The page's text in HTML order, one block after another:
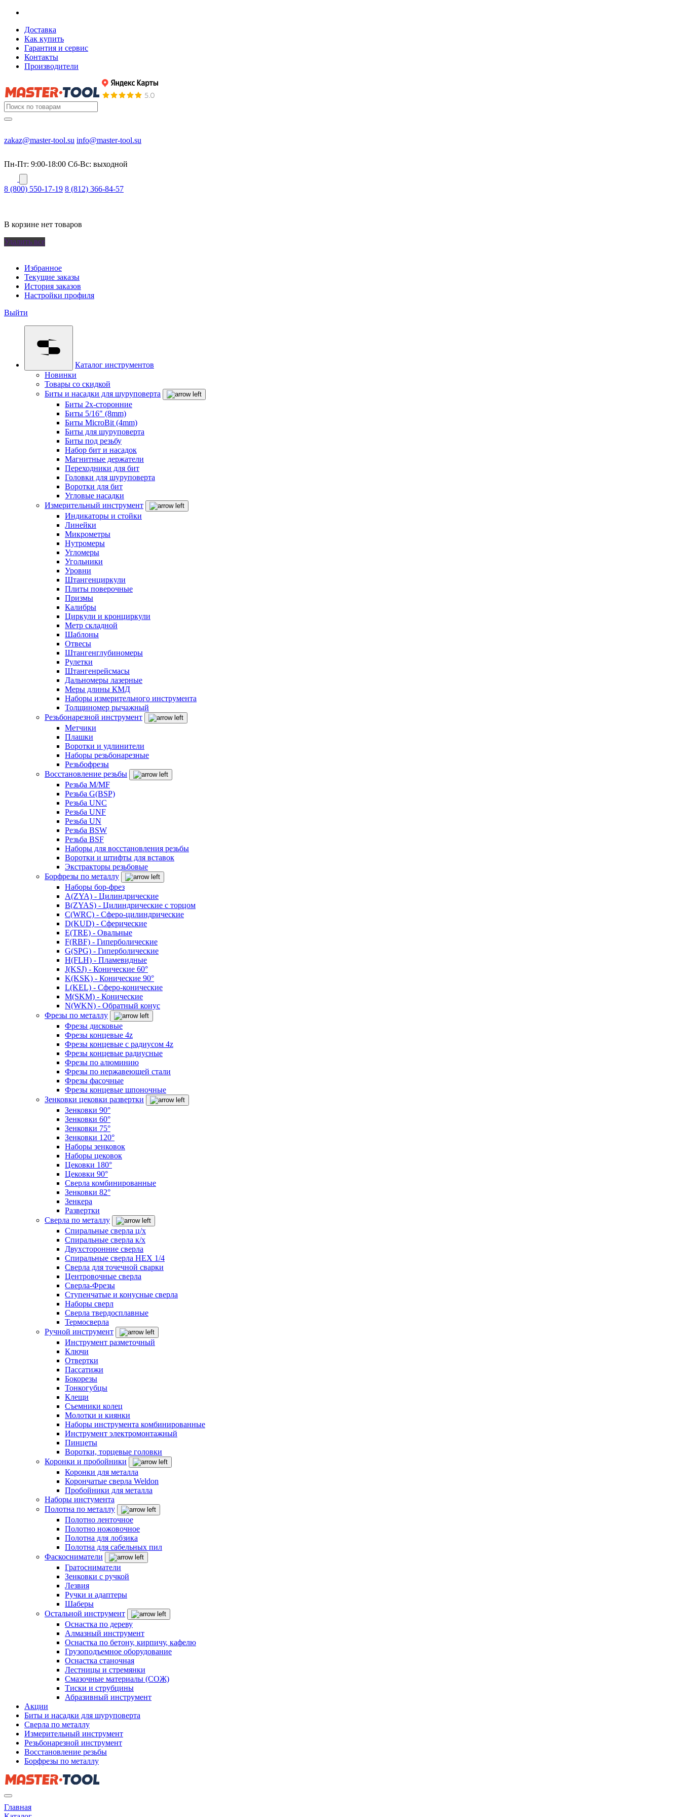
Доставка
Как купить
Гарантия и сервис
Контакты
Производители
zakaz@master-tool.su info@master-tool.su
Пн-Пт: 9:00-18:00 Cб-Вс: выходной
8 (800) 550-17-19 8 (812) 366-84-57
В корзине нет товаров
Удалить все
Избранное
Текущие заказы
История заказов
Настройки профиля
Выйти
Каталог инструментов
Новинки
Товары со скидкой
Биты и насадки для шуруповерта
Биты 2х-сторонние
Биты 5/16" (8mm)
Биты MicroBit (4mm)
Биты для шуруповерта
Биты под резьбу
Набор бит и насадок
Магнитные держатели
Переходники для бит
Головки для шуруповерта
Воротки для бит
Угловые насадки
Измерительный инструмент
Индикаторы и стойки
Линейки
Микрометры
Нутромеры
Угломеры
Угольники
Уровни
Штангенциркули
Плиты поверочные
Призмы
Калибры
Циркули и кронциркули
Метр складной
Шаблоны
Отвесы
Штангенглубиномеры
Рулетки
Штангенрейсмасы
Дальномеры лазерные
Меры длины КМД
Наборы измерительного инструмента
Толщиномер рычажный
Резьбонарезной инструмент
Метчики
Плашки
Воротки и удлинители
Наборы резьбонарезные
Резьбофрезы
Восстановление резьбы
Резьба M/MF
Резьба G(BSP)
Резьба UNC
Резьба UNF
Резьба UN
Резьба BSW
Резьба BSF
Наборы для восстановления резьбы
Воротки и штифты для вставок
Экстракторы резьбовые
Борфрезы по металлу
Наборы бор-фрез
A(ZYA) - Цилиндрические
B(ZYAS) - Цилиндрические с торцом
C(WRC) - Сферо-цилиндрические
D(KUD) - Сферические
E(TRE) - Овальные
F(RBF) - Гиперболические
G(SPG) - Гиперболические
H(FLH) - Пламевидные
J(KSJ) - Конические 60°
K(KSK) - Конические 90°
L(KEL) - Сферо-конические
M(SKM) - Конические
N(WKN) - Обратный конус
Фрезы по металлу
Фрезы дисковые
Фрезы концевые 4z
Фрезы концевые с радиусом 4z
Фрезы концевые радиусные
Фрезы по алюминию
Фрезы по нержавеющей стали
Фрезы фасочные
Фрезы концевые шпоночные
Зенковки цековки развертки
Зенковки 90°
Зенковки 60°
Зенковки 75°
Зенковки 120°
Наборы зенковок
Наборы цековок
Цековки 180°
Цековки 90°
Сверла комбинированные
Зенковки 82°
Зенкера
Развертки
Сверла по металлу
Спиральные сверла ц/х
Спиральные сверла к/х
Двухсторонние сверла
Спиральные сверла HEX 1/4
Сверла для точечной сварки
Центровочные сверла
Сверла-Фрезы
Ступенчатые и конусные сверла
Наборы сверл
Сверла твердосплавные
Термосверла
Ручной инструмент
Инструмент разметочный
Ключи
Отвертки
Пассатижи
Бокорезы
Тонкогубцы
Клещи
Съемники колец
Молотки и киянки
Наборы инструмента комбинированные
Инструмент электромонтажный
Пинцеты
Воротки, торцевые головки
Коронки и пробойники
Коронки для металла
Корончатые сверла Weldon
Пробойники для металла
Наборы инстумента
Полотна по металлу
Полотно ленточное
Полотно ножовочное
Полотна для лобзика
Полотна для сабельных пил
Фаскосниматели
Гратосниматели
Зенковки с ручкой
Лезвия
Ручки и адаптеры
Шаберы
Остальной инструмент
Оснастка по дереву
Алмазный инструмент
Оснастка по бетону, кирпичу, кафелю
Грузоподъемное оборудование
Оснастка станочная
Лестницы и стремянки
Смазочные материалы (СОЖ)
Тиски и струбцины
Абразивный инструмент
Акции
Биты и насадки для шуруповерта
Сверла по металлу
Измерительный инструмент
Резьбонарезной инструмент
Восстановление резьбы
Борфрезы по металлу
Главная